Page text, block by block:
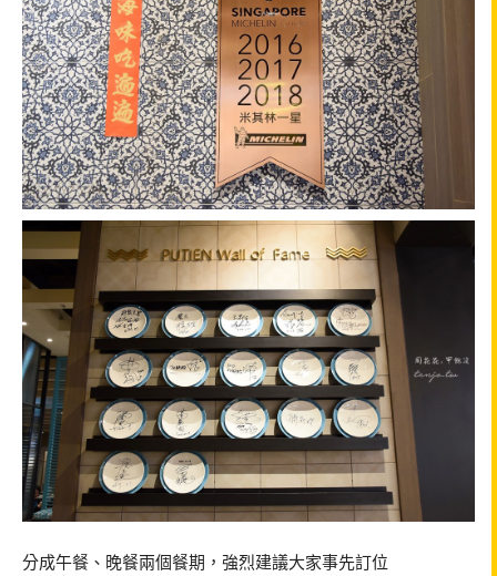
分成午餐、晚餐兩個餐期，強烈建議大家事先訂位